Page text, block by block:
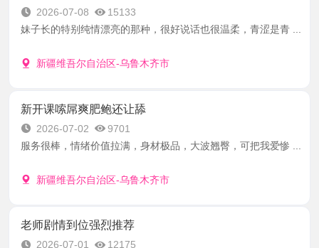
2026-07-08
15133
妹子长的特别纯情漂亮的那种，很好说话也很温柔，青涩是青 ...
新疆维吾尔自治区-乌鲁木齐市
新开课嗦屌爽肥鲍还让舔
2026-07-02
9701
服务很棒，情绪价值拉满，身材极品，大波翘臀，可把我爱惨 ...
新疆维吾尔自治区-乌鲁木齐市
老师剧情到位强烈推荐
2026-07-01 12175